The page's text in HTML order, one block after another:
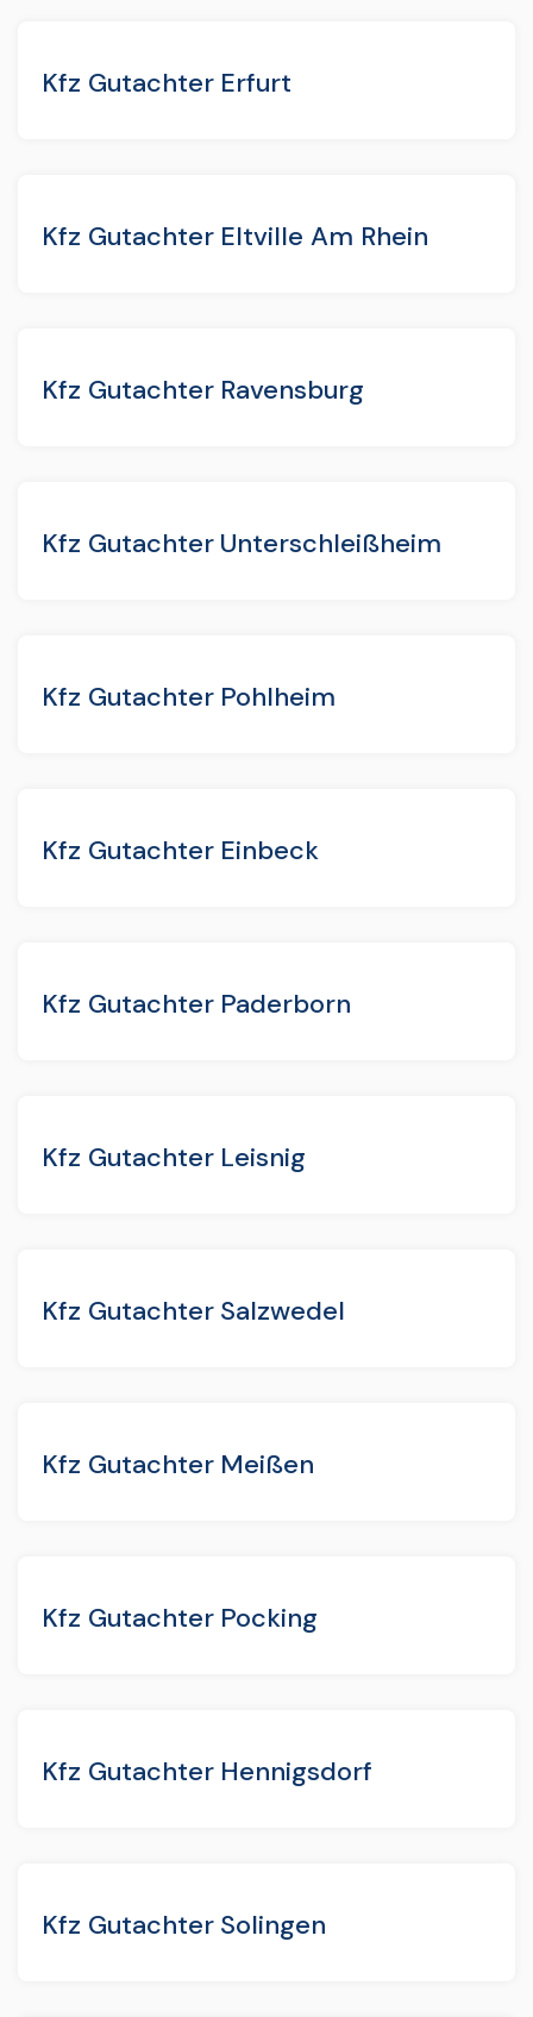
Kfz Gutachter Erfurt
Kfz Gutachter Eltville Am Rhein
Kfz Gutachter Ravensburg
Kfz Gutachter Unterschleißheim
Kfz Gutachter Pohlheim
Kfz Gutachter Einbeck
Kfz Gutachter Paderborn
Kfz Gutachter Leisnig
Kfz Gutachter Salzwedel
Kfz Gutachter Meißen
Kfz Gutachter Pocking
Kfz Gutachter Hennigsdorf
Kfz Gutachter Solingen